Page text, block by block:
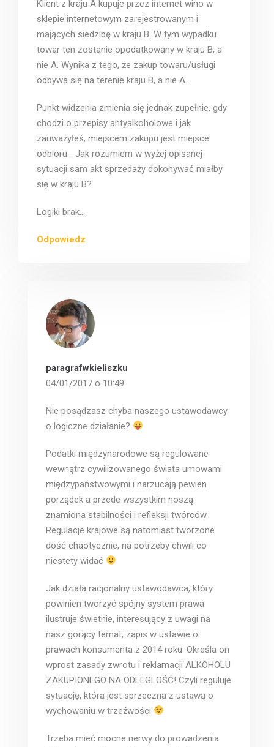
Klient z kraju A kupuje przez internet wino w
sklepie internetowym zarejestrowanym i
mających siedzibę w kraju B. W tym wypadku
towar ten zostanie opodatkowany w kraju B, a
nie A. Wynika z tego, że zakup towaru/usługi
odbywa się na terenie kraju B, a nie A.
Punkt widzenia zmienia się jednak zupełnie, gdy
chodzi o przepisy antyalkoholowe i jak
zauważyłeś, miejscem zakupu jest miejsce
odbioru… Jak rozumiem w wyżej opisanej
sytuacji sam akt sprzedaży dokonywać miałby
się w kraju B?
Logiki brak…
Odpowiedz
paragrafwkieliszku
04/01/2017 o 10:49
Nie posądzasz chyba naszego ustawodawcy
o logiczne działanie?
Podatki międzynarodowe są regulowane
wewnątrz cywilizowanego świata umowami
międzypaństwowymi i narzucają pewien
porządek a przede wszystkim noszą
znamiona stabilności i refleksji twórców.
Regulacje krajowe są natomiast tworzone
dość chaotycznie, na potrzeby chwili co
niestety widać
Jak działa racjonalny ustawodawca, który
powinien tworzyć spójny system prawa
ilustruje świetnie, interesujący z uwagi na
nasz gorący temat, zapis w ustawie o
prawach konsumenta z 2014 roku. Określa on
wprost zasady zwrotu i reklamacji ALKOHOLU
ZAKUPIONEGO NA ODLEGLOŚĆ! Czyli reguluje
sytuację, która jest sprzeczna z ustawą o
wychowaniu w trzeźwości
Trzeba mieć mocne nerwy do prowadzenia